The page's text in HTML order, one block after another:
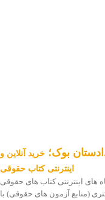
بوک؛ خرید آنلاین و
اینترنتی کتاب حقوقی
های اینترنتی کتاب های حقوقی
(منابع آزمون های حقوقی) با